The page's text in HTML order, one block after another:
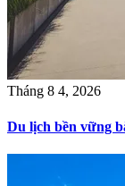
Tháng 8 4, 2026
Du lịch bền vững